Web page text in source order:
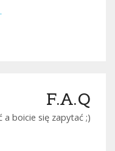
F.A.Q
a boicie się zapytać ;)